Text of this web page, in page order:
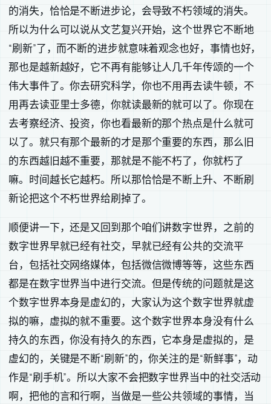
的消失，恰恰是不断进步论，会导致不朽领域的消失。
所以为什么可以说从文艺复兴开始，这个世界它不断地
“刷新”了，而不断的进步就意味着观念也好，事情也好，
那也是越新越好，它不再有能够让人几千年传颂的一个
伟大事件了。你去研究科学，你也不用再去读牛顿，不
用再去读亚里士多德，你就读最新的就可以了。你现在
去考察经济、投资，你也看最新的那个热点是什么就可
以了。就只有那个最新的才是那个重要的东西，那么旧
的东西越旧越不重要，那就是不能不朽了，你就朽了
嘛。时间越长它越朽。所以那恰恰是不断上升、不断刷
新论把这个不朽世界给刷掉了。
顺便讲一下，还是又回到那个咱们讲数字世界，之前的
数字世界早就已经有社交，早就已经有公共的交流平
台，包括社交网络媒体，包括微信微博等等，这些东西
都是在数字世界当中进行交流。但是传统的问题就是这
个数字世界本身是虚幻的，大家认为这个数字世界就虚
拟的嘛，虚拟的就不重要。这个数字世界本身没有什么
持久的东西，你没有持久的东西，它本身是虚拟的，是
虚幻的，关键是不断“刷新”的，你关注的是“新鲜事”，动
作是“刷手机”。所以大家不会把数字世界当中的社交活动
啊，把他的言和行啊，当做是一些公共领域的事情，当